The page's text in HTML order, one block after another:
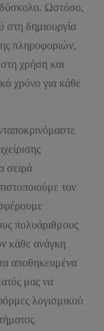
δύσκολο. Ωστόσο,
στη δημιουργία
πληροφοριών,
χρήση και
χρόνο για κάθε
σειρά
τον
πολυάριθμους
κάθε ανάγκη
αποθηκευμένα
μας να
λογισμικού